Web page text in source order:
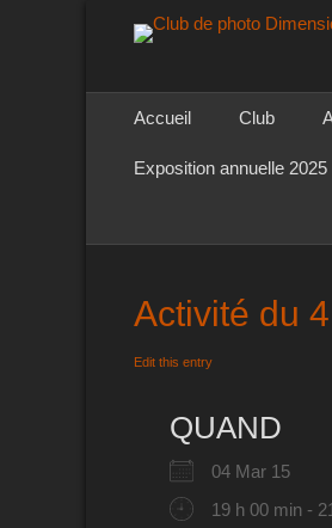
Club de
Menu principal
contenu
Accueil Club
Exposition annuelle 2025
Activité du
Edit this entry
QUAND
04 Mar 15
19 h 00 min -